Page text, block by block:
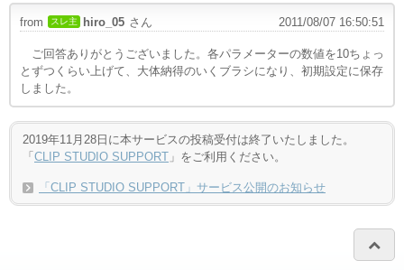
from スレ主 hiro_05 さん 2011/08/07 16:50:51
ご回答ありがとうございました。各パラメーターの数値を10ちょっ
とずつくらい上げて、大体納得のいくブラシになり、初期設定に保存
しました。
2019年11月28日に本サービスの投稿受付は終了いたしました。
「 CLIP STUDIO SUPPORT 」をご利用ください。
「CLIP STUDIO SUPPORT」サービス公開のお知らせ